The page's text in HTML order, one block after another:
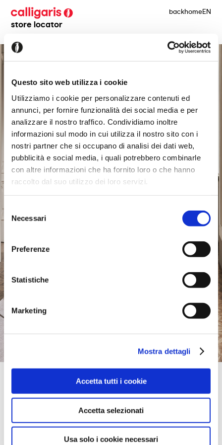
Questo sito web utilizza i cookie
Utilizziamo i cookie per personalizzare contenuti ed
annunci, per fornire funzionalità dei social media e per
analizzare il nostro traffico. Condividiamo inoltre
informazioni sul modo in cui utilizza il nostro sito con i
nostri partner che si occupano di analisi dei dati web,
pubblicità e social media, i quali potrebbero combinarle
con altre informazioni che ha fornito loro o che hanno
raccolto dal suo utilizzo dei loro servizi.
Selezione
delNecessari
Preferenze
Statistiche
Marketing
Mostra dettagli
Accetta tutti i cookie
Accetta selezionati
Usa solo i cookie necessari
store locator
backhomeEN
Official Retailer
CWW DOMOTEKA - UL.MALBORSKA 41,
03-286, WARSZAWA, Poland
take me here